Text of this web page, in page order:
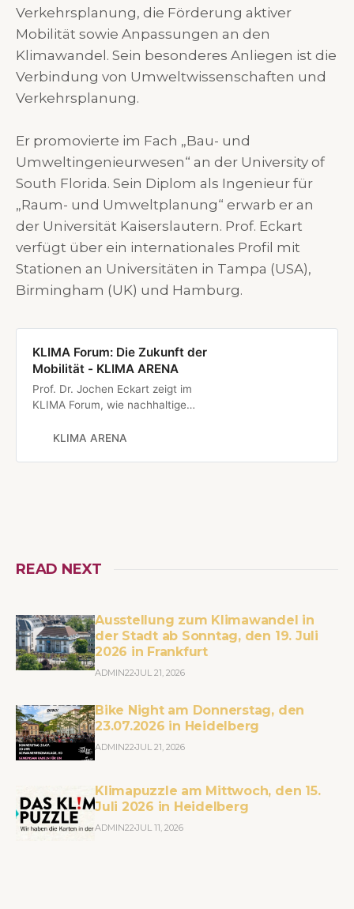
Verkehrsplanung, die Förderung aktiver
Mobilität sowie Anpassungen an den
Klimawandel. Sein besonderes Anliegen ist die
Verbindung von Umweltwissenschaften und
Verkehrsplanung.
Er promovierte im Fach „Bau- und
Umweltingenieurwesen“ an der University of
South Florida. Sein Diplom als Ingenieur für
„Raum- und Umweltplanung“ erwarb er an
der Universität Kaiserslautern. Prof. Eckart
verfügt über ein internationales Profil mit
Stationen an Universitäten in Tampa (USA),
Birmingham (UK) und Hamburg.
KLIMA Forum: Die Zukunft der
Mobilität - KLIMA ARENA
Prof. Dr. Jochen Eckart zeigt im
KLIMA Forum, wie nachhaltige
zum Klimaschutz beitragen kann.
KLIMA ARENA
READ NEXT
Ausstellung zum Klimawandel in
der Stadt ab Sonntag, den 19. Juli
2026 in Frankfurt
ADMIN22 JUL 21, 2026
Bike Night am Donnerstag, den
23.07.2026 in Heidelberg
ADMIN22 JUL 21, 2026
Klimapuzzle am Mittwoch, den 15.
Juli 2026 in Heidelberg
ADMIN22 JUL 11, 2026